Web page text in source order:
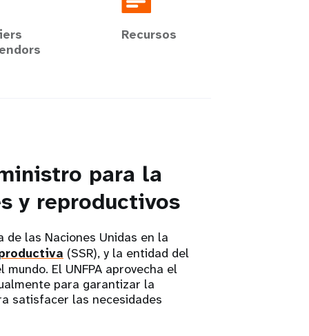
Recursos
para la
y reproductivos
de las Naciones Unidas en la
(SSR), y la entidad del
El UNFPA aprovecha el
para garantizar la
satisfacer las necesidades